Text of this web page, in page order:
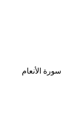
سورة الأنعام